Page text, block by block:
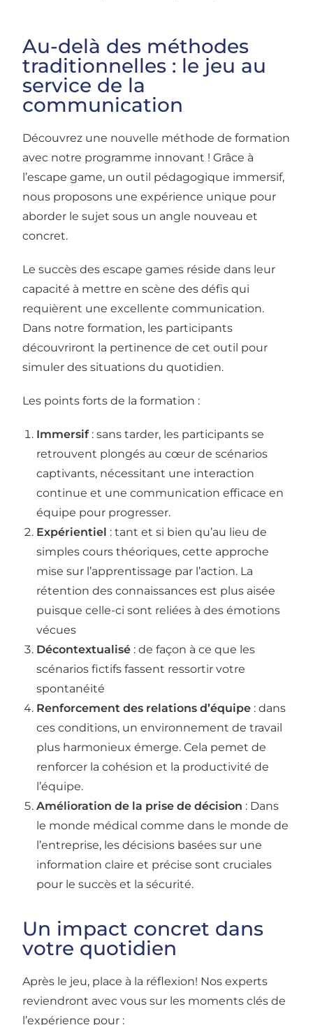
Au-delà des méthodes
traditionnelles : le jeu au
service de la
communication
Découvrez une nouvelle méthode de formation
avec notre programme innovant ! Grâce à
l’escape game, un outil pédagogique immersif,
nous proposons une expérience unique pour
aborder le sujet sous un angle nouveau et
concret.
Le succès des escape games réside dans leur
capacité à mettre en scène des défis qui
requièrent une excellente communication.
Dans notre formation, les participants
découvriront la pertinence de cet outil pour
simuler des situations du quotidien.
Les points forts de la formation :
Immersif: sans tarder, les participants se
retrouvent plongés au cœur de scénarios
captivants, nécessitant une interaction
continue et une communication efficace en
équipe pour progresser.
Expérientiel : tant et si bien qu’au lieu de
simples cours théoriques, cette approche
mise sur l’apprentissage par l’action. La
rétention des connaissances est plus aisée
puisque celle-ci sont reliées à des émotions
vécues
Décontextualisé : de façon à ce que les
scénarios fictifs fassent ressortir votre
spontanéité
Renforcement des relations d’équipe : dans
ces conditions, un environnement de travail
plus harmonieux émerge. Cela pemet de
renforcer la cohésion et la productivité de
l’équipe.
Amélioration de la prise de décision : Dans
le monde médical comme dans le monde de
l’entreprise, les décisions basées sur une
information claire et précise sont cruciales
pour le succès et la sécurité.
Un impact concret dans
votre quotidien
Après le jeu, place à la réflexion! Nos experts
reviendront avec vous sur les moments clés de
l’expérience pour :